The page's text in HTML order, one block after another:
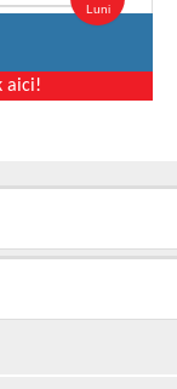
Luni
aici!